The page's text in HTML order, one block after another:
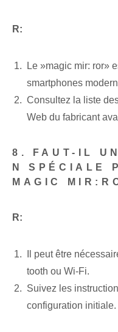
R:
Le ⁤»magic mir: ror»
smartphones
Consultez la liste
Web du fabricant
8. FAUT-IL
N SPÉCIALE
MAGIC
R:
Il peut être
tooth ou Wi-Fi.
Suivez les
configuration initiale.